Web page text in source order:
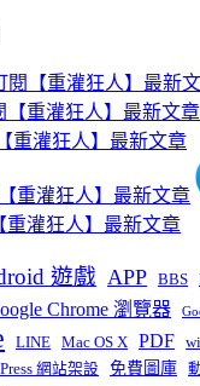
遊戲 APP BBS
Chrome 瀏覽器
LINE Mac OS X PDF
網站架設 免費圖庫